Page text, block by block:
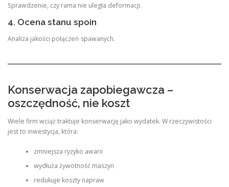
Sprawdzenie, czy rama nie uległa deformacji.
4. Ocena stanu spoin
Analiza jakości połączeń spawanych.
Konserwacja zapobiegawcza –
oszczędność, nie koszt
Wiele firm wciąż traktuje konserwację jako wydatek. W rzeczywistości
jest to inwestycja, która:
zmniejsza ryzyko awarii
wydłuża żywotność maszyn
redukuje koszty napraw